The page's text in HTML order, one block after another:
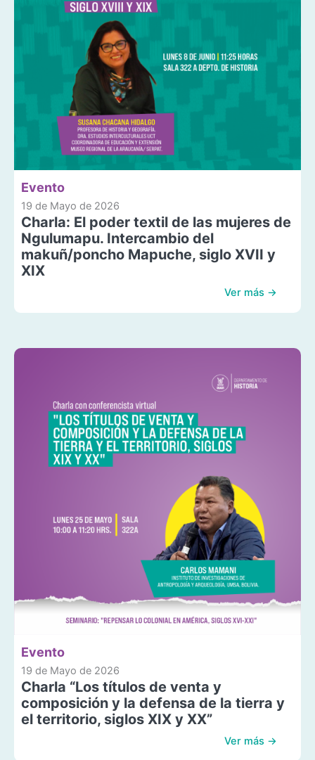
Evento
19 de Mayo de 2026
Charla: El poder textil de las mujeres de
Ngulumapu. Intercambio del
makuñ/poncho Mapuche, siglo XVII y
XIX
Ver más →
Evento
19 de Mayo de 2026
Charla “Los títulos de venta y
composición y la defensa de la tierra y
el territorio, siglos XIX y XX”
Ver más →